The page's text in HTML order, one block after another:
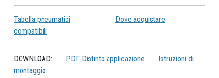
Tabella pneumatici
compatibili
Dove acquistare
DOWNLOAD: PDF Distinta applicazione
Istruzioni di
montaggio